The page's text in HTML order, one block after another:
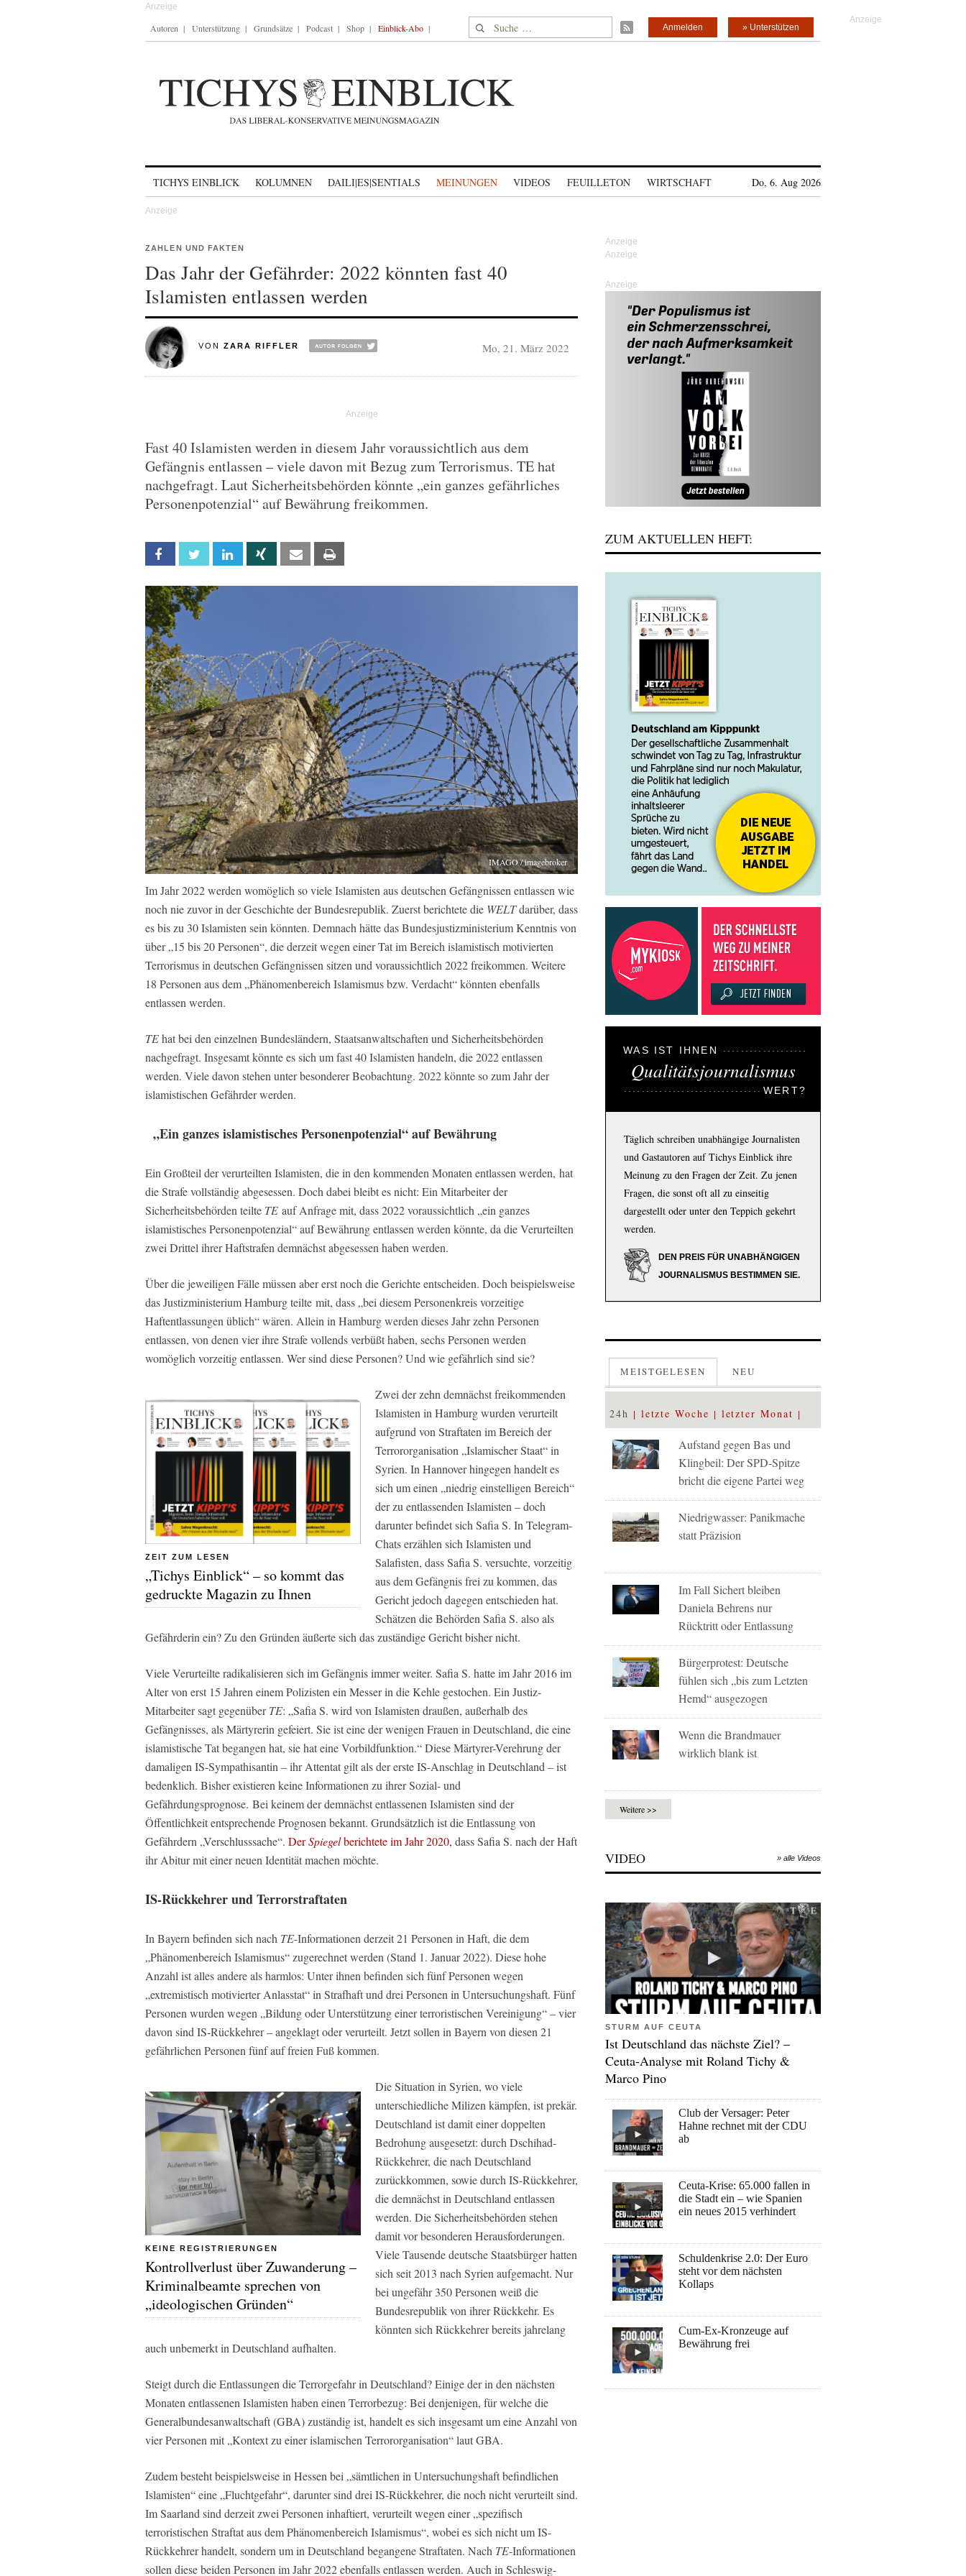
Autoren Unterstützung Grundsätze Podcast Shop Einblick-Abo Suche nach: » Unterstützen
Anmelden
TICHYS EINBLICK KOLUMNEN DAILI|ES|SENTIALS MEINUNGEN VIDEOS FEUILLETON WIRTSCHAFT Do, 6. Aug 2026
ZAHLEN UND FAKTEN
Das Jahr der Gefährder: 2022 könnten fast 40
Islamisten entlassen werden
VON ZARA RIFFLER Mo, 21. März 2022
Fast 40 Islamisten werden in diesem Jahr voraussichtlich aus dem
Gefängnis entlassen – viele davon mit Bezug zum Terrorismus. TE hat
nachgefragt. Laut Sicherheitsbehörden könnte „ein ganzes gefährliches
Personenpotenzial“ auf Bewährung freikommen.
Facebook Twitter Linkedin Xing Email
IMAGO / imagebroker
Im Jahr 2022 werden womöglich so viele Islamisten aus deutschen Gefängnissen entlassen wie
noch nie zuvor in der Geschichte der Bundesrepublik. Zuerst berichtete die WELTdarüber, dass
es bis zu 30 Islamisten sein könnten. Demnach hätte das Bundesjustizministerium Kenntnis von
über „15 bis 20 Personen“, die derzeit wegen einer Tat im Bereich islamistisch motivierten
Terrorismus in deutschen Gefängnissen sitzen und voraussichtlich 2022 freikommen. Weitere
18 Personen aus dem „Phänomenbereich Islamismus bzw. Verdacht“ könnten ebenfalls
entlassen werden.
TEhat bei den einzelnen Bundesländern, Staatsanwaltschaften und Sicherheitsbehörden
nachgefragt. Insgesamt könnte es sich um fast 40 Islamisten handeln, die 2022 entlassen
werden. Viele davon stehen unter besonderer Beobachtung. 2022 könnte so zum Jahr der
islamistischen Gefährder werden.
„Ein ganzes islamistisches Personenpotenzial“ auf Bewährung
Ein Großteil der verurteilten Islamisten, die in den kommenden Monaten entlassen werden, hat
die Strafe vollständig abgesessen. Doch dabei bleibt es nicht: Ein Mitarbeiter der
Sicherheitsbehörden teilte TE auf Anfrage mit, dass 2022 voraussichtlich „ein ganzes
islamistisches Personenpotenzial“ auf Bewährung entlassen werden könnte, da die Verurteilten
zwei Drittel ihrer Haftstrafen demnächst abgesessen haben werden.
Über die jeweiligen Fälle müssen aber erst noch die Gerichte entscheiden. Doch beispielsweise
das Justizministerium Hamburg teilte mit, dass „bei diesem Personenkreis vorzeitige
Haftentlassungen üblich“ wären. Allein in Hamburg werden dieses Jahr zehn Personen
entlassen, von denen vier ihre Strafe vollends verbüßt haben, sechs Personen werden
womöglich vorzeitig entlassen. Wer sind diese Personen? Und wie gefährlich sind sie?
ZEIT ZUM LESEN
„Tichys Einblick“ – so kommt das
gedruckte Magazin zu Ihnen
Zwei der zehn demnächst freikommenden
Islamisten in Hamburg wurden verurteilt
aufgrund von Straftaten im Bereich der
Terrororganisation „Islamischer Staat“ in
Syrien. In Hannover hingegen handelt es
sich um einen „niedrig einstelligen Bereich“
der zu entlassenden Islamisten – doch
darunter befindet sich Safia S. In Telegram-
Chats erzählen sich Islamisten und
Salafisten, dass Safia S. versuchte, vorzeitig
aus dem Gefängnis frei zu kommen, das
Gericht jedoch dagegen entschieden hat.
Schätzen die Behörden Safia S. also als
Gefährderin ein? Zu den Gründen äußerte sich das zuständige Gericht bisher nicht.
Viele Verurteilte radikalisieren sich im Gefängnis immer weiter. Safia S. hatte im Jahr 2016 im
Alter von erst 15 Jahren einem Polizisten ein Messer in die Kehle gestochen. Ein Justiz-
Mitarbeiter sagt gegenüberTE: „Safia S. wird von Islamisten draußen, außerhalb des
Gefängnisses, als Märtyrerin gefeiert. Sie ist eine der wenigen Frauen in Deutschland, die eine
islamistische Tat begangen hat, sie hat eine Vorbildfunktion.“ Diese Märtyrer-Verehrung der
damaligen IS-Sympathisantin – ihr Attentat gilt als der erste IS-Anschlag in Deutschland – ist
bedenklich. Bisher existieren keine Informationen zu ihrer Sozial- und
Gefährdungsprognose. Bei keinem der demnächst entlassenen Islamisten sind der
Öffentlichkeit entsprechende Prognosen bekannt. Grundsätzlich ist die Entlassung von
Gefährdern „Verschlusssache“. DerSpiegelberichtete im Jahr 2020, dass Safia S. nach der Haft
ihr Abitur mit einer neuen Identität machen möchte.
IS-Rückkehrer und Terrorstraftaten
In Bayern befinden sich nach TE-Informationen derzeit 21 Personen in Haft, die dem
„Phänomenbereich Islamismus“ zugerechnet werden (Stand 1. Januar 2022). Diese hohe
Anzahl ist alles andere als harmlos: Unter ihnen befinden sich fünf Personen wegen
„extremistisch motivierter Anlasstat“ in Strafhaft und drei Personen in Untersuchungshaft. Fünf
Personen wurden wegen „Bildung oder Unterstützung einer terroristischen Vereinigung“ – vier
davon sind IS-Rückkehrer – angeklagt oder verurteilt. Jetzt sollen in Bayern von diesen 21
gefährlichen Personen fünf auf freien Fuß kommen.
KEINE REGISTRIERUNGEN
Kontrollverlust über Zuwanderung –
Kriminalbeamte sprechen von
„ideologischen Gründen“
Die Situation in Syrien, wo viele
unterschiedliche Milizen kämpfen, ist prekär.
Deutschland ist damit einer doppelten
Bedrohung ausgesetzt: durch Dschihad-
Rückkehrer, die nach Deutschland
zurückkommen, sowie durch IS-Rückkehrer,
die demnächst in Deutschland entlassen
werden. Die Sicherheitsbehörden stehen
damit vor besonderen Herausforderungen.
Viele Tausende deutsche Staatsbürger hatten
sich seit 2013 nach Syrien aufgemacht. Nur
bei ungefähr 350 Personen weiß die
Bundesrepublik von ihrer Rückkehr. Es
könnten sich Rückkehrer bereits jahrelang
auch unbemerkt in Deutschland aufhalten.
Steigt durch die Entlassungen die Terrorgefahr in Deutschland? Einige der in den nächsten
Monaten entlassenen Islamisten haben einen Terrorbezug: Bei denjenigen, für welche die
Generalbundesanwaltschaft (GBA) zuständig ist, handelt es sich insgesamt um eine Anzahl von
vier Personen mit „Kontext zu einer islamischen Terrororganisation“ laut GBA.
Zudem besteht beispielsweise in Hessen bei „sämtlichen in Untersuchungshaft befindlichen
Islamisten“ eine „Fluchtgefahr“, darunter sind drei IS-Rückkehrer, die noch nicht verurteilt sind.
Im Saarland sind derzeit zwei Personen inhaftiert, verurteilt wegen einer „spezifisch
terroristischen Straftat aus dem Phänomenbereich Islamismus“, wobei es sich nicht um IS-
Rückkehrer handelt, sondern um in Deutschland begangene Straftaten. Nach TE-Informationen
sollen diese beiden Personen im Jahr 2022 ebenfalls entlassen werden. Auch in Schleswig-
Anzeige
ZUM AKTUELLEN HEFT:
WAS IST IHNEN
Qualitätsjournalismus
WERT?
Täglich schreiben unabhängige Journalisten
und Gastautoren auf Tichys Einblick ihre
Meinung zu den Fragen der Zeit. Zu jenen
Fragen, die sonst oft all zu einseitig
dargestellt oder unter den Teppich gekehrt
werden.
DEN PREIS FÜR UNABHÄNGIGEN
JOURNALISMUS BESTIMMEN SIE.
MEISTGELESEN NEU
24h letzte Woche letzter Monat
Aufstand gegen Bas und
Klingbeil: Der SPD-Spitze
bricht die eigene Partei weg
Niedrigwasser: Panikmache
statt Präzision
Im Fall Sichert bleiben
Daniela Behrens nur
Rücktritt oder Entlassung
Bürgerprotest: Deutsche
fühlen sich „bis zum Letzten
Hemd“ ausgezogen
Wenn die Brandmauer
wirklich blank ist
Weitere >>
VIDEO » alle Videos
STURM AUF CEUTA
Ist Deutschland das nächste Ziel? –
Ceuta-Analyse mit Roland Tichy &
Marco Pino
Club der Versager: Peter
Hahne rechnet mit der CDU
ab
Ceuta-Krise: 65.000 fallen in
die Stadt ein – wie Spanien
ein neues 2015 verhindert
Schuldenkrise 2.0: Der Euro
steht vor dem nächsten
Kollaps
Cum-Ex-Kronzeuge auf
Bewährung frei